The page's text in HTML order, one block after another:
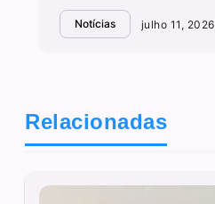
Notícias julho 11, 2026
Relacionadas